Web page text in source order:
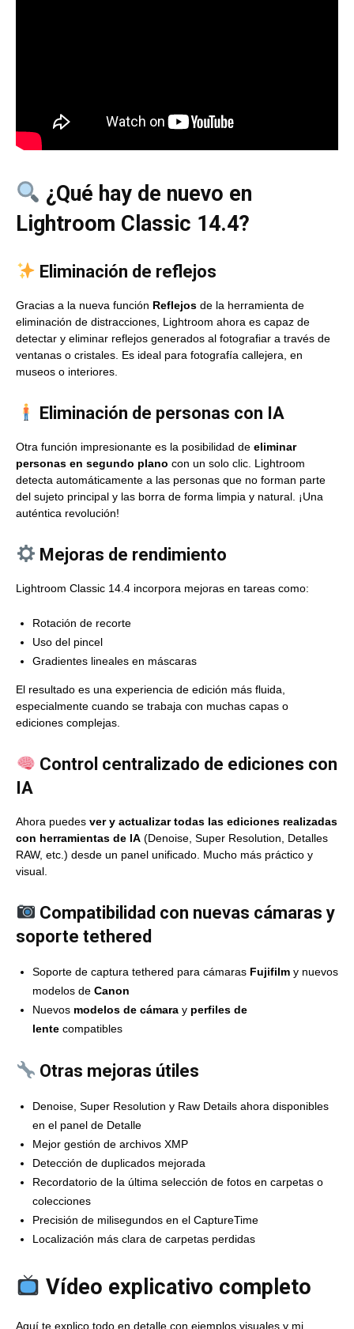
¿Qué hay de nuevo en
Lightroom Classic 14.4?
Eliminación de reflejos
Gracias a la nueva función Reflejos de la herramienta de
eliminación de distracciones, Lightroom ahora es capaz de
detectar y eliminar reflejos generados al fotografiar a través de
ventanas o cristales. Es ideal para fotografía callejera, en
museos o interiores.
Eliminación de personas con IA
Otra función impresionante es la posibilidad de eliminar
personas en segundo plano con un solo clic. Lightroom
detecta automáticamente a las personas que no forman parte
del sujeto principal y las borra de forma limpia y natural. ¡Una
auténtica revolución!
Mejoras de rendimiento
Lightroom Classic 14.4 incorpora mejoras en tareas como:
Rotación de recorte
Uso del pincel
Gradientes lineales en máscaras
El resultado es una experiencia de edición más fluida,
especialmente cuando se trabaja con muchas capas o
ediciones complejas.
Control centralizado de ediciones con
IA
Ahora puedes ver y actualizar todas las ediciones realizadas
con herramientas de IA (Denoise, Super Resolution, Detalles
RAW, etc.) desde un panel unificado. Mucho más práctico y
visual.
Compatibilidad con nuevas cámaras y
soporte tethered
Soporte de captura tethered para cámaras Fujifilm y nuevos
modelos de Canon
Nuevos modelos de cámara y perfiles de
lente compatibles
Otras mejoras útiles
Denoise, Super Resolution y Raw Details ahora disponibles
en el panel de Detalle
Mejor gestión de archivos XMP
Detección de duplicados mejorada
Recordatorio de la última selección de fotos en carpetas o
colecciones
Precisión de milisegundos en el CaptureTime
Localización más clara de carpetas perdidas
Vídeo explicativo completo
Aquí te explico todo en detalle con ejemplos visuales y mi